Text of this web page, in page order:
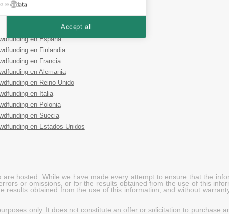
en Austria
en Australia
en Estonia
en España
en Finlandia
en Francia
en Alemania
en Reino Unido
en Italia
en Polonia
en Suecia
en Estados Unidos
hosted. While we have made every attempt to ensure that the
or omissions, or for the results obtained from the use of this
obtained from the use of this information, and without
only. It does not constitute an offer or solicitation to purchase
by
Accept all